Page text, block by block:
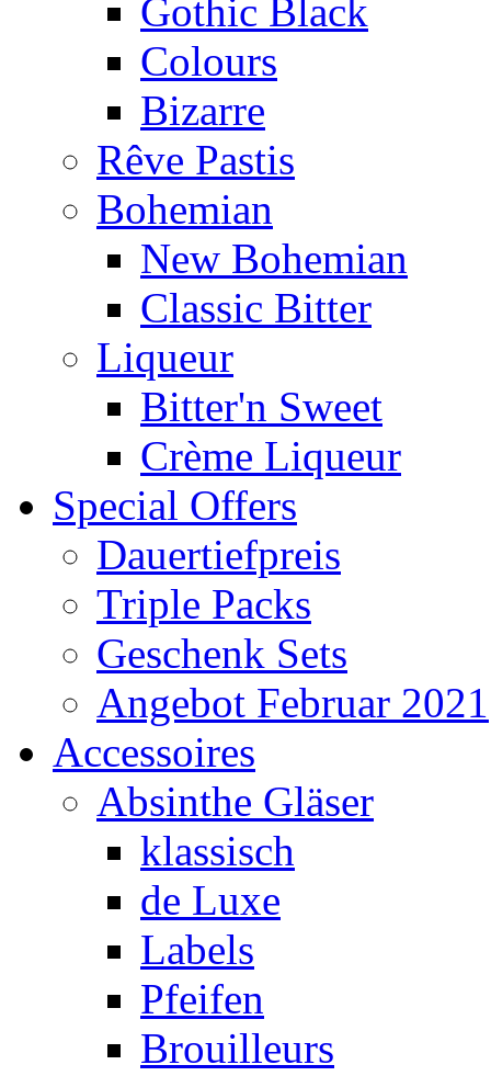
Gothic Black
Colours
Bizarre
Rêve Pastis
Bohemian
New Bohemian
Classic Bitter
Liqueur
Bitter'n Sweet
Crème Liqueur
Special Offers
Dauertiefpreis
Triple Packs
Geschenk Sets
Angebot Februar 2021
Accessoires
Absinthe Gläser
klassisch
de Luxe
Labels
Pfeifen
Brouilleurs